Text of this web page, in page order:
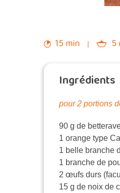
15 min 5
Ingrédients
pour 2 portions
90 g de
1 orange type
1 belle branche
1 branche de
2 œufs durs
15 g de noix de